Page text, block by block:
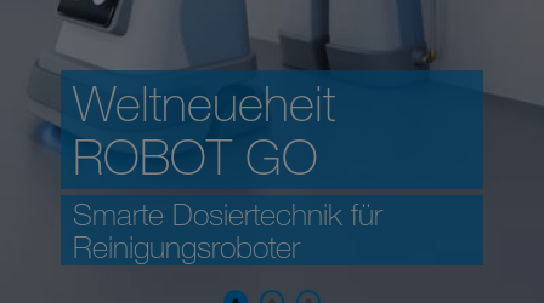
Weltneueheit
ROBOT GO
Smarte Dosiertechnik für
Reinigungsroboter